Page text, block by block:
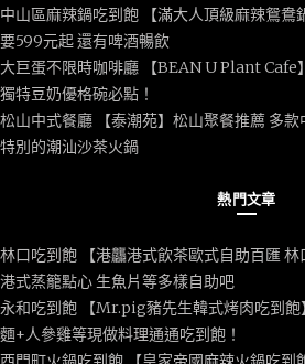
中山區麻辣鍋吃到飽 【滿大人頂級麻辣鴛鴦
要599元起 還有啤酒暢飲
大巨蛋不限時咖啡廳 【BEAN U Plant Cafe
獨特豆奶優格碗必點！
松山中式餐廳 【泰潮苑】松山聚餐推薦 多
特別的潮汕沙茶火鍋
熱門文章
林口吃到飽 【港龘港式飲茶歐式自助百匯
港式蒸籠點心 生魚片等多樣自助吧
永和吃到飽 【Mr.pig豬先生韓式烤肉吃到
麵+人參雞等現做料理通通吃到飽！